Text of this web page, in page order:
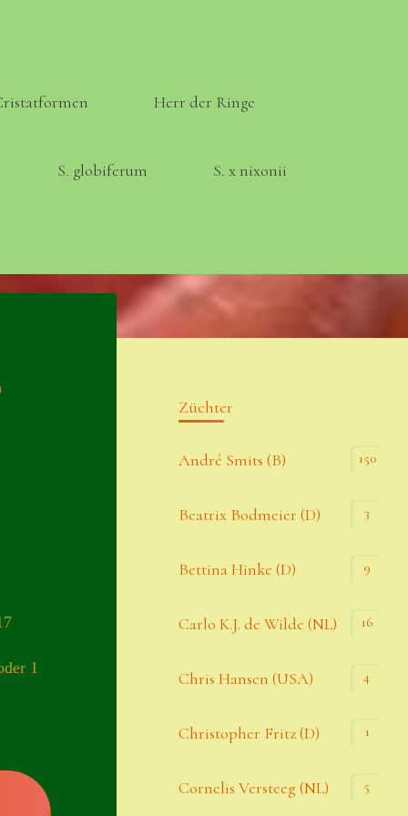
Herr der Ringe
S. globiferum S. x nixonii
Seiten
Comeback & Neuheiten
1
Züchter
André Smits (B) 150
Beatrix Bodmeier (D) 3
Bettina Hinke (D) 9
Carlo K.J. de Wilde (NL) 16
Chris Hansen (USA) 4
Christopher Fritz (D) 1
Cornelis Versteeg (NL) 5